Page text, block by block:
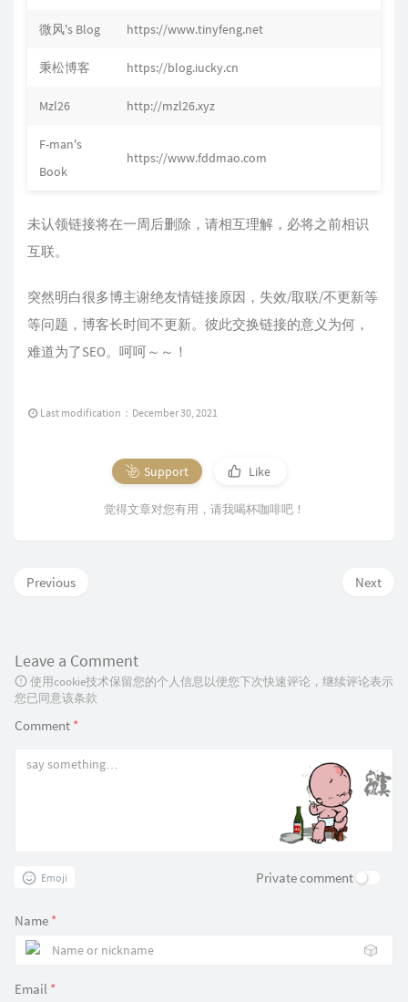
微风's Blog https://www.tinyfeng.net
秉松博客 https://blog.iucky.cn
Mzl26 http://mzl26.xyz
F-man's
Book
https://www.fddmao.com
未认领链接将在一周后删除，请相互理解，必将之前相识
互联。
突然明白很多博主谢绝友情链接原因，失效/取联/不更新等
等问题，博客长时间不更新。彼此交换链接的意义为何，
难道为了SEO。呵呵～～！
Last modification：December 30, 2021
Support Like
觉得文章对您有用，请我喝杯咖啡吧！
Next
Previous
Leave a Comment
使用cookie技术保留您的个人信息以便您下次快速评论，继续评论表示
您已同意该条款
Comment *
Emoji Private comment
Name *
🎲
Email *